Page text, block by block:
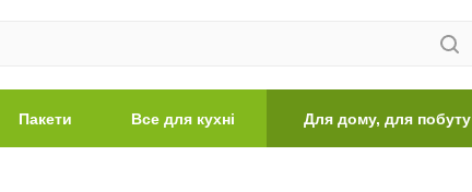
Пакети Все для кухні Для дому, для побуту